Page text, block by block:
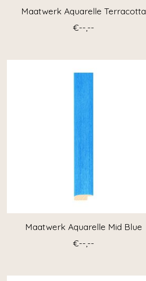
Maatwerk Aquarelle Terracotta
€--,--
Maatwerk Aquarelle Mid Blue
€--,--